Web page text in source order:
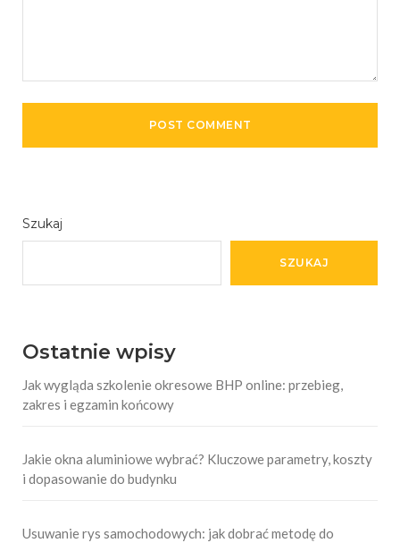
Szukaj
SZUKAJ
Ostatnie wpisy
Jak wygląda szkolenie okresowe BHP online: przebieg,
zakres i egzamin końcowy
Jakie okna aluminiowe wybrać? Kluczowe parametry, koszty
i dopasowanie do budynku
Usuwanie rys samochodowych: jak dobrać metodę do